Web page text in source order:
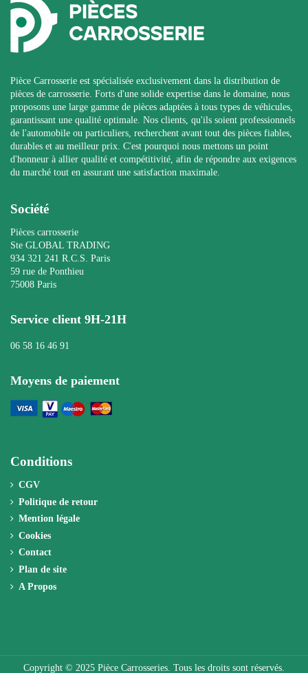
Pièce Carrosserie est spécialisée exclusivement dans la distribution de
pièces de carrosserie. Forts d'une solide expertise dans le domaine, nous
proposons une large gamme de pièces adaptées à tous types de véhicules,
garantissant une qualité optimale. Nos clients, qu'ils soient professionnels
de l'automobile ou particuliers, recherchent avant tout des pièces fiables,
durables et au meilleur prix. C'est pourquoi nous mettons un point
d'honneur à allier qualité et compétitivité, afin de répondre aux exigences
du marché tout en assurant une satisfaction maximale.
Société
Pièces carrosserie
Ste GLOBAL TRADING
934 321 241 R.C.S. Paris
59 rue de Ponthieu
75008 Paris
Service client 9H-21H
06 58 16 46 91
Moyens de paiement
Conditions
CGV
Politique de retour
Mention légale
Cookies
Contact
Plan de site
A Propos
Copyright © 2025 Pièce Carrosseries. Tous les droits sont réservés.